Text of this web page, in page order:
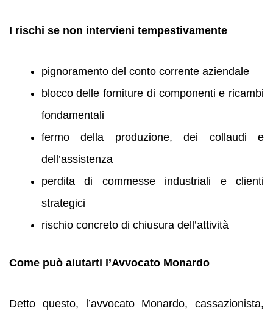
I rischi se non intervieni tempestivamente
pignoramento del conto corrente aziendale
blocco delle forniture di componenti e ricambi
fondamentali
fermo della produzione, dei collaudi e
dell’assistenza
perdita di commesse industriali e clienti
strategici
rischio concreto di chiusura dell’attività
Come può aiutarti l’Avvocato Monardo
Detto questo, l’avvocato Monardo, cassazionista,